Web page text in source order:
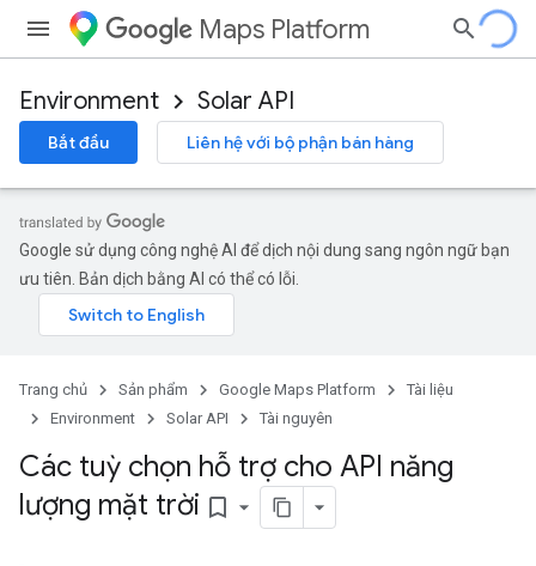
Maps Platform
Environment Solar API
Bắt đầu Liên hệ với bộ phận bán hàng
Google sử dụng công nghệ AI để dịch nội dung sang ngôn ngữ bạn
ưu tiên. Bản dịch bằng AI có thể có lỗi.
Trang chủ Sản phẩm Google Maps Platform
Tài liệu
Environment
Solar API Tài nguyên
Các tuỳ chọn hỗ trợ cho API năng
lượng mặt trời bookmark_border